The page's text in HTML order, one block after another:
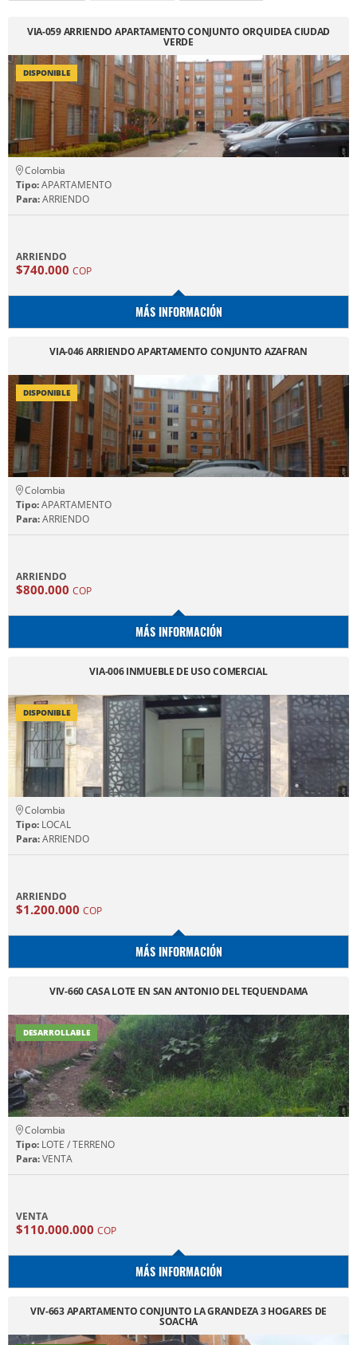
VIA-059 ARRIENDO APARTAMENTO CONJUNTO ORQUIDEA CIUDAD
VERDE
DISPONIBLE
Colombia
Tipo:APARTAMENTO
Para:ARRIENDO
ARRIENDO
$740.000 COP
MÁS INFORMACIÓN
VIA-046 ARRIENDO APARTAMENTO CONJUNTO AZAFRAN
DISPONIBLE
Colombia
Tipo:APARTAMENTO
Para:ARRIENDO
ARRIENDO
$800.000 COP
MÁS INFORMACIÓN
VIA-006 INMUEBLE DE USO COMERCIAL
DISPONIBLE
Colombia
Tipo: LOCAL
Para:ARRIENDO
ARRIENDO
$1.200.000 COP
MÁS INFORMACIÓN
VIV-660 CASA LOTE EN SAN ANTONIO DEL TEQUENDAMA
DESARROLLABLE
Colombia
Tipo: LOTE / TERRENO
Para:VENTA
VENTA
$110.000.000 COP
MÁS INFORMACIÓN
VIV-663 APARTAMENTO CONJUNTO LA GRANDEZA 3 HOGARES DE
SOACHA